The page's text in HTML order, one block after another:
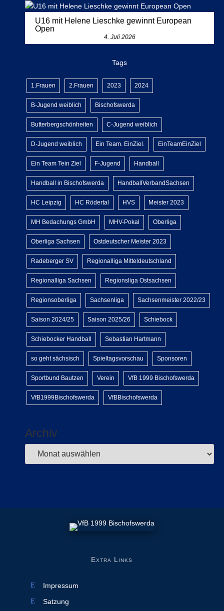
U16 mit Helene Lieschke gewinnt European
Open
4. Juli 2026
Tags
1.Frauen 2.Frauen 2023 2024
B-Jugend weiblich Bischofswerda
Butterbergschönheiten C-Jugend weiblich
D-Jugend weiblich Ein Team. EinZiel. EinTeamEinZiel
Ein Team Tein Ziel F-Jugend Handball
Handball in Bischofswerda HandballVerbandSachsen
HC Leipzig HC Rödertal HVS Meister 2023
MH Bedachungs GmbH MHV-Pokal Oberliga
Oberliga Sachsen Ostdeutscher Meister 2023
Radeberger SV Regionalliga Mitteldeutschland
Regionalliga Sachsen Regionsliga Ostsachsen
Regionsoberliga Sachsenliga Sachsenmeister 2022/23
Saison 2024/25 Saison 2025/26 Schiebock
Schiebocker Handball Sebastian Hartmann
so geht sächsisch Spieltagsvorschau Sponsoren
Sportbund Bautzen Verein VfB 1999 Bischofswerda
VfB1999Bischofswerda VfBBischofswerda
Archiv
Extra Links
Impressum
Satzung